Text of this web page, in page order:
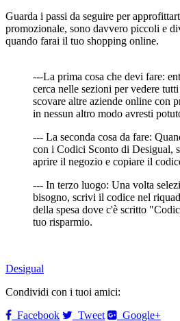
Guarda i passi da seguire per
promozionale, sono davvero piccoli e
quando farai il tuo shopping online.
---La prima cosa che devi fare:
cerca nelle sezioni per vedere
scovare altre aziende online con
in nessun altro modo avresti
--- La seconda cosa da fare:
con i Codici Sconto di Desigual,
aprire il negozio e copiare il
--- In terzo luogo: Una volta
bisogno, scrivi il codice nel
della spesa dove c'è scritto
tuo risparmio.
Desigual
Condividi con i tuoi amici:
Facebook
Tweet Google+